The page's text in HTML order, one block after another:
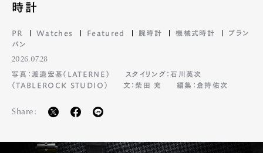
時計
PR Watches Featured 腕時計 機械式時計
ブラン
パン
2026.07.28
写真：渡邉宏基（LATERNE）
スタイリング：石川英次
（TABLEROCK STUDIO）
文：柴田 充 編集：倉持佑次
Share: